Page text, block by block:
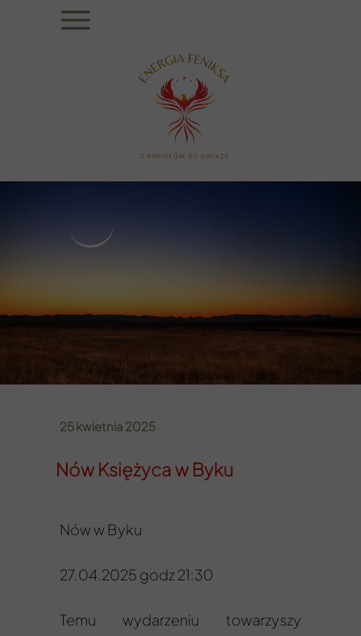
25 kwietnia 2025
Nów Księżyca w Byku
Nów w Byku
27.04.2025 godz 21:30
Temu wydarzeniu towarzyszy